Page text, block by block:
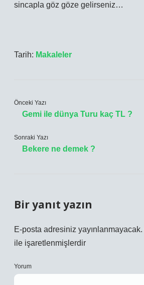
sincapla göz göze gelirseniz…
Tarih: Makaleler
Önceki Yazı
Gemi ile dünya Turu kaç TL ?
Sonraki Yazı
Bekere ne demek ?
Bir yanıt yazın
E-posta adresiniz yayınlanmayacak.
ile işaretlenmişlerdir
Yorum